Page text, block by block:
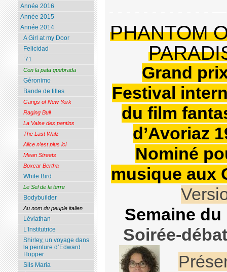
PHANTOM
Grand
Festival
du film
d’Avoriaz
Nominé
musique aux
Semaine du
Soirée-
Année 2016
Année 2015
Année 2014
A Girl at my Door
Felicidad
’71
Con la pata quebrada
Géronimo
Bande de filles
Gangs of New York
Raging Bull
La Valse des pantins
The Last Walz
Alice n’est plus ici
Mean Streets
Boxcar Bertha
White Bird
Le Sel de la terre
Bodybuilder
Au nom du peuple italien
Léviathan
L’Institutrice
Shirley, un voyage dans
la peinture d’Edward
Hopper
Sils Maria